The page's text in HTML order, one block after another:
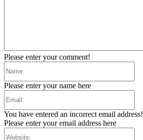
Please enter your comment!
Please enter your name here
You have entered an incorrect email address!
Please enter your email address here